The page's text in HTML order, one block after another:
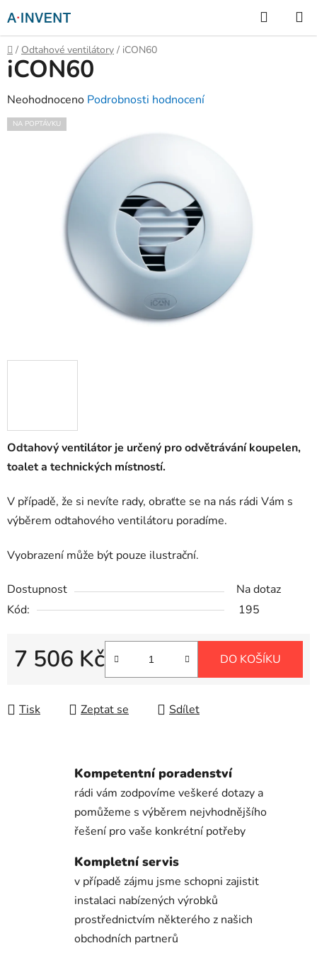
na
obsah
Hledat
Domů
/ Odtahové ventilátory / iCON60
Odtahový ventilátor je určený pro odvětrávání koupelen,
toalet a technických místností.
V případě, že si nevíte rady, obraťte se na nás rádi Vám s
výběrem odtahového ventilátoru poradíme.
Vyobrazení může být pouze ilustrační.
Dostupnost
Na dotaz
Kód:
195
7 506 Kč DO KOŠÍKU
Tisk Zeptat se Sdílet
iCON60
Průměrné
hodnocení
Neohodnoceno Podrobnosti hodnocení
NA POPTÁVKU
Kompetentní poradenství
rádi vám zodpovíme veškeré dotazy a
pomůžeme s výběrem nejvhodnějšího
řešení pro vaše konkrétní potřeby
Kompletní servis
v případě zájmu jsme schopni zajistit
instalaci nabízených výrobků
prostřednictvím některého z našich
obchodních partnerů